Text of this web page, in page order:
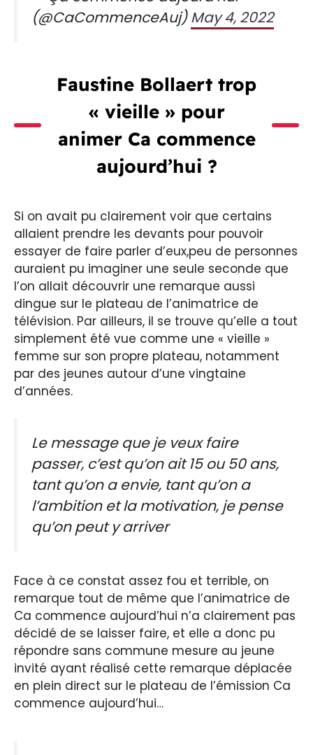
(@CaCommenceAuj)May 4, 2022
Faustine Bollaert trop
« vieille » pour
animer Ca commence
aujourd’hui ?
Si on avait pu clairement voir que certains
allaient prendre les devants pour pouvoir
essayer de faire parler d’eux,peu de personnes
auraient pu imaginer une seule seconde que
l’on allait découvrir une remarque aussi
dingue sur le plateau de l’animatrice de
télévision. Par ailleurs, il se trouve qu’elle a tout
simplement été vue comme une « vieille »
femme sur son propre plateau, notamment
par des jeunes autour d’une vingtaine
d’années.
Le message que je veux faire
passer, c’est qu’on ait 15 ou 50 ans,
tant qu’on a envie, tant qu’on a
l’ambition et la motivation, je pense
qu’on peut y arriver
Face à ce constat assez fou et terrible, on
remarque tout de même que l’animatrice de
Ca commence aujourd’hui n’a clairement pas
décidé de se laisser faire, et elle a donc pu
répondre sans commune mesure au jeune
invité ayant réalisé cette remarque déplacée
en plein direct sur le plateau de l’émission Ca
commence aujourd’hui…